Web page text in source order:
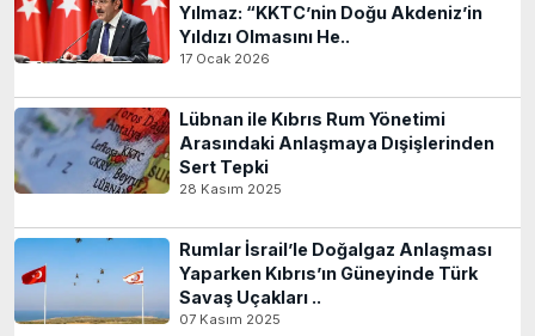
Yılmaz: “KKTC’nin Doğu Akdeniz’in
Yıldızı Olmasını He..
17 Ocak 2026
Lübnan ile Kıbrıs Rum Yönetimi
Arasındaki Anlaşmaya Dışişlerinden
Sert Tepki
28 Kasım 2025
Rumlar İsrail’le Doğalgaz Anlaşması
Yaparken Kıbrıs’ın Güneyinde Türk
Savaş Uçakları ..
07 Kasım 2025